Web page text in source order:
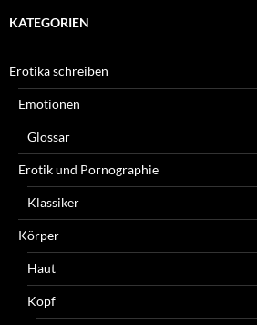
KATEGORIEN
Erotika schreiben
Emotionen
Glossar
Erotik und Pornographie
Klassiker
Körper
Haut
Kopf